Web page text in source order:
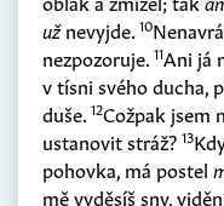
užnevyjde. 10
nezpozoruje. 11Ani já
v tísni svého ducha,
duše. 12Cožpak jsem
ustanovit stráž? 13
pohovka, má postel
mě vyděsíš sny,